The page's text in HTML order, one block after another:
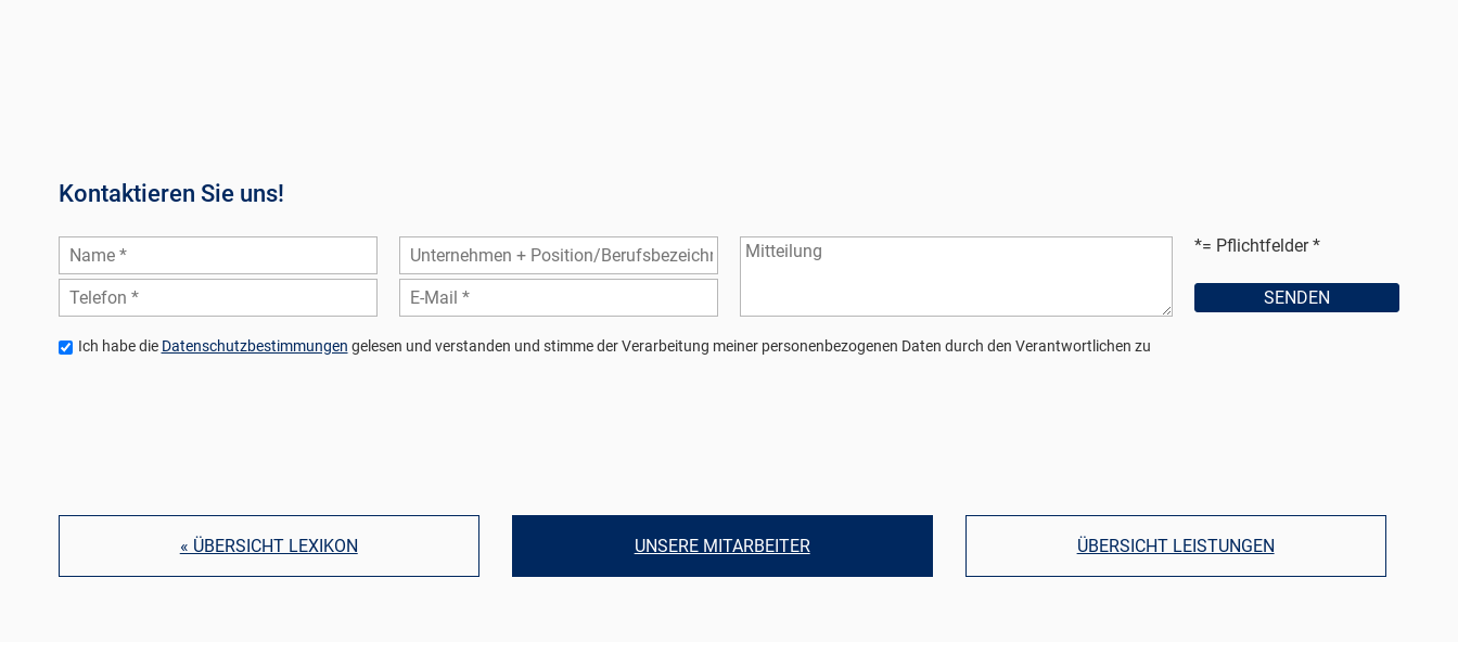
Kontaktieren Sie uns!
*= Pflichtfelder
Ich habe die Datenschutzbestimmungen gelesen und verstanden und stimme der Verarbeitung meiner personenbezogenen Daten durch den Verantwortlichen zu
« ÜBERSICHT LEXIKON UNSERE MITARBEITER ÜBERSICHT LEISTUNGEN